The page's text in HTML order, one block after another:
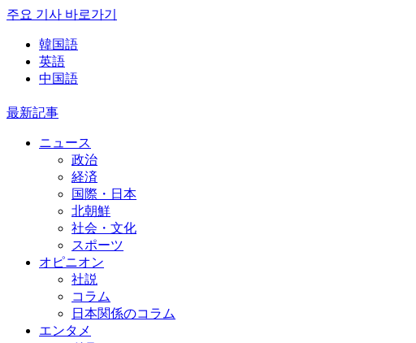
주요 기사 바로가기
韓国語
英語
中国語
最新記事
ニュース
政治
経済
国際・日本
北朝鮮
社会・文化
スポーツ
オピニオン
社説
コラム
日本関係のコラム
エンタメ